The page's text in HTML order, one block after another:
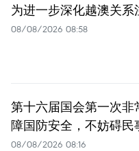
为进一步深化越澳关系
08/08/2026 08:58
第十六届国会第一次非
障国防安全，不妨碍民
08/08/2026 08:16